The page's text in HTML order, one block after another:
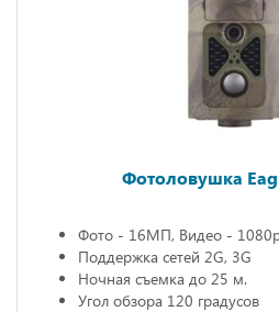
Фотоловушка
Фото - 16МП, Видео -
Поддержка сетей 2G, 3G
Ночная съемка до 25 м.
Угол обзора 120 градусов